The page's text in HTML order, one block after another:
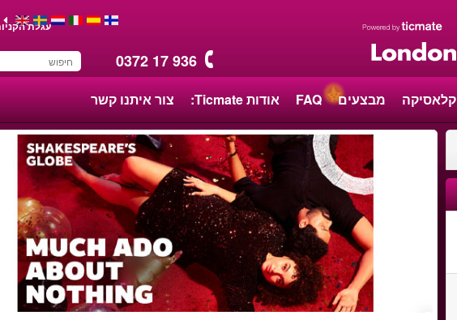
0372 17 936
עגלת
קלאסיקה מבצעים FAQ אודות Ticmate: צור איתנו קשר
You have saved this
product in your list